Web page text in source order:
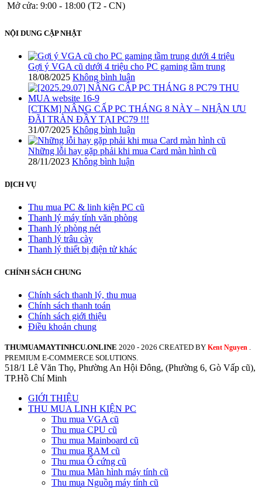
Mở cửa: 9:00 - 18:00 (T2 - CN)
NỘI DUNG CẬP NHẬT
Gợi ý VGA cũ dưới 4 triệu cho PC gaming tầm trung
18/08/2025 Không bình luận
[CTKM] NÂNG CẤP PC THÁNG 8 NÀY – NHẬN ƯU
ĐÃI TRÀN ĐẦY TẠI PC79 !!!
31/07/2025 Không bình luận
Những lỗi hay gặp phải khi mua Card màn hình cũ
28/11/2023 Không bình luận
DỊCH VỤ
Thu mua PC & linh kiện PC cũ
Thanh lý máy tính văn phòng
Thanh lý phòng nét
Thanh lý trâu cày
Thanh lý thiết bị điện tử khác
CHÍNH SÁCH CHUNG
Chính sách thanh lý, thu mua
Chính sách thanh toán
Chính sách giới thiệu
Điều khoản chung
THUMUAMAYTINHCU.ONLINE 2020 - 2026 CREATED BY Kent Nguyen .
PREMIUM E-COMMERCE SOLUTIONS.
518/1 Lê Văn Thọ, Phường An Hội Đông, (Phường 6, Gò Vấp cũ),
TP.Hồ Chí Minh
GIỚI THIỆU
THU MUA LINH KIỆN PC
Thu mua VGA cũ
Thu mua CPU cũ
Thu mua Mainboard cũ
Thu mua RAM cũ
Thu mua Ổ cứng cũ
Thu mua Màn hình máy tính cũ
Thu mua Nguồn máy tính cũ